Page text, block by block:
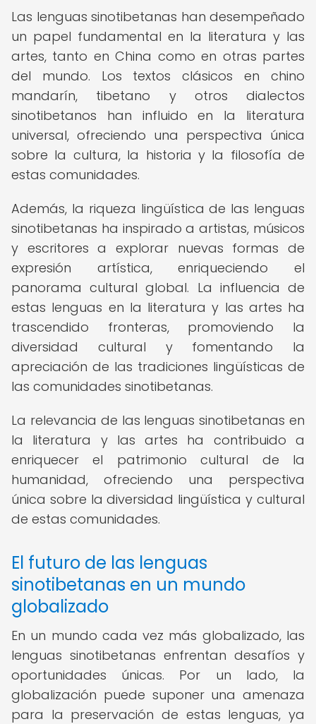
Las lenguas sinotibetanas han desempeñado
un papel fundamental en la literatura y las
artes, tanto en China como en otras partes
del mundo. Los textos clásicos en chino
mandarín, tibetano y otros dialectos
sinotibetanos han influido en la literatura
universal, ofreciendo una perspectiva única
sobre la cultura, la historia y la filosofía de
estas comunidades.
Además, la riqueza lingüística de las lenguas
sinotibetanas ha inspirado a artistas, músicos
y escritores a explorar nuevas formas de
expresión artística, enriqueciendo el
panorama cultural global. La influencia de
estas lenguas en la literatura y las artes ha
trascendido fronteras, promoviendo la
diversidad cultural y fomentando la
apreciación de las tradiciones lingüísticas de
las comunidades sinotibetanas.
La relevancia de las lenguas sinotibetanas en
la literatura y las artes ha contribuido a
enriquecer el patrimonio cultural de la
humanidad, ofreciendo una perspectiva
única sobre la diversidad lingüística y cultural
de estas comunidades.
El futuro de las lenguas
sinotibetanas en un mundo
globalizado
En un mundo cada vez más globalizado, las
lenguas sinotibetanas enfrentan desafíos y
oportunidades únicas. Por un lado, la
globalización puede suponer una amenaza
para la preservación de estas lenguas, ya